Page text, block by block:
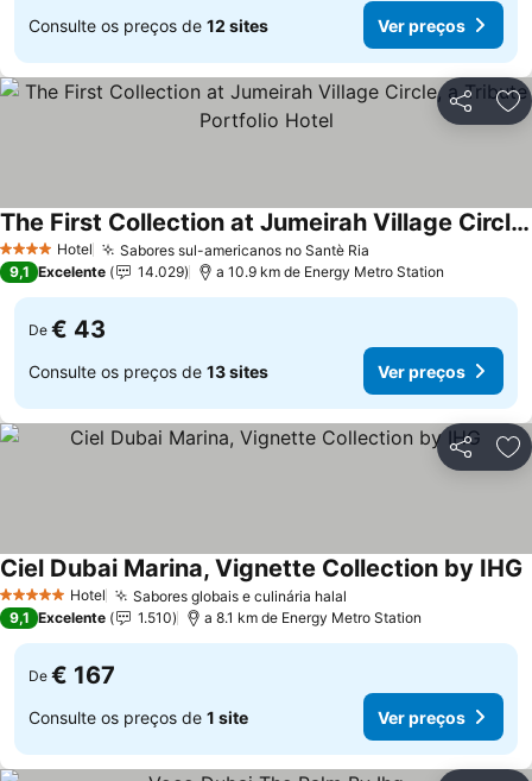
Consulte os preços de 12 sites Ver preços
Partilhar
4 EstrelasHotel Sabores sul-americanos no Santè Ria
The First Collection at Jumeirah Village Circle, a Tribute Portfolio Hotel
9,1 Excelente 14.029 a 10.9 km de Energy Metro Station
De € 43
Consulte os preços de 13 sites Ver preços
Partilhar
5 Estrelas Hotel Sabores globais e culinária halal
Ciel Dubai Marina, Vignette Collection by IHG
9,1 Excelente 1.510 a 8.1 km de Energy Metro Station
De € 167
Consulte os preços de 1 site Ver preços